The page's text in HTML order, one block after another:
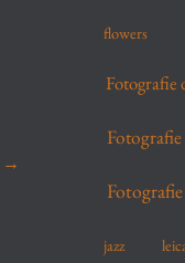
→
flowers
Fotografie
jazz